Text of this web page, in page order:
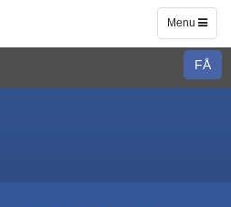
Toggle
navigation
Menu
FÅ